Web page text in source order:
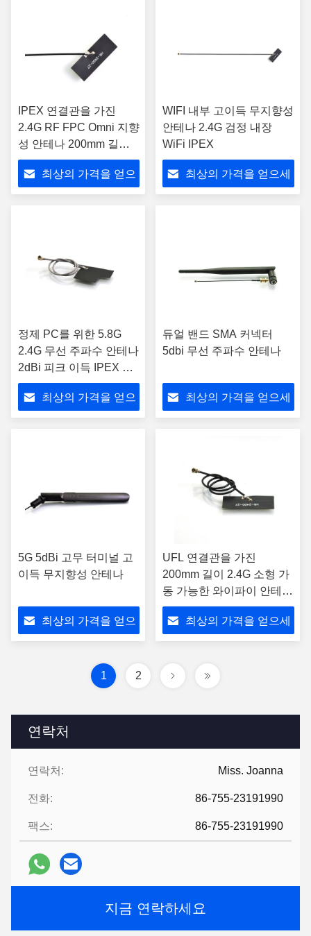
연락처
연락처: Miss. Joanna
전화: 86-755-23191990
팩스: 86-755-23191990
지금 연락하세요
IPEX 연결관을 가진
2.4G RF FPC Omni 지향
성 안테나 200mm 길이
케이블
최상의 가격을 얻으
WIFI 내부 고이득 무지향성
안테나 2.4G 검정 내장
WiFi IPEX
최상의 가격을 얻으세
정제 PC를 위한 5.8G
2.4G 무선 주파수 안테나
2dBi 피크 이득 IPEX 연
결관
최상의 가격을 얻으
듀얼 밴드 SMA 커넥터
5dbi 무선 주파수 안테나
최상의 가격을 얻으세
5G 5dBi 고무 터미널 고
이득 무지향성 안테나
최상의 가격을 얻으
UFL 연결관을 가진
200mm 길이 2.4G 소형 가
동 가능한 와이파이 안테나
1.6dbi 이득
최상의 가격을 얻으세
1 2